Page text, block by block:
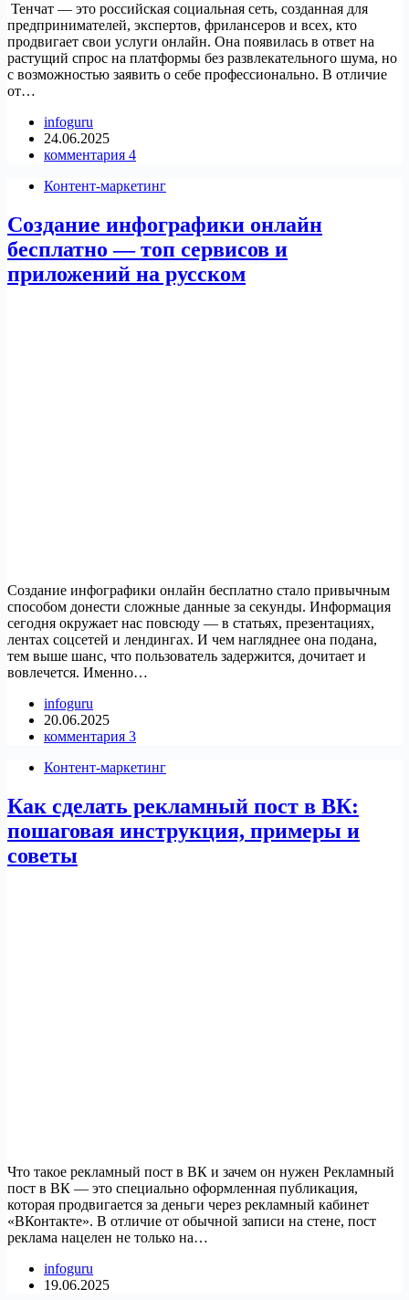
Тенчат — это российская социальная сеть, созданная для
предпринимателей, экспертов, фрилансеров и всех, кто
продвигает свои услуги онлайн. Она появилась в ответ на
растущий спрос на платформы без развлекательного шума, но
с возможностью заявить о себе профессионально. В отличие
от…
infoguru
24.06.2025
комментария 4
Контент-маркетинг
Создание инфографики онлайн
бесплатно — топ сервисов и
приложений на русском
Создание инфографики онлайн бесплатно стало привычным
способом донести сложные данные за секунды. Информация
сегодня окружает нас повсюду — в статьях, презентациях,
лентах соцсетей и лендингах. И чем нагляднее она подана,
тем выше шанс, что пользователь задержится, дочитает и
вовлечется. Именно…
infoguru
20.06.2025
комментария 3
Контент-маркетинг
Как сделать рекламный пост в ВК:
пошаговая инструкция, примеры и
советы
Что такое рекламный пост в ВК и зачем он нужен Рекламный
пост в ВК — это специально оформленная публикация,
которая продвигается за деньги через рекламный кабинет
«ВКонтакте». В отличие от обычной записи на стене, пост
реклама нацелен не только на…
infoguru
19.06.2025